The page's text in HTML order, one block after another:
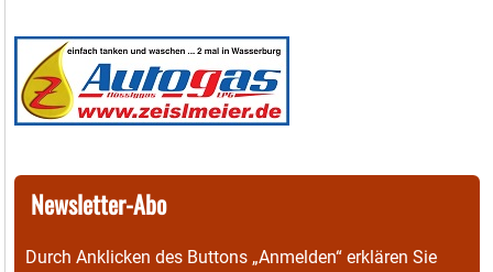
Newsletter-Abo
Durch Anklicken des Buttons „Anmelden“ erklären Sie